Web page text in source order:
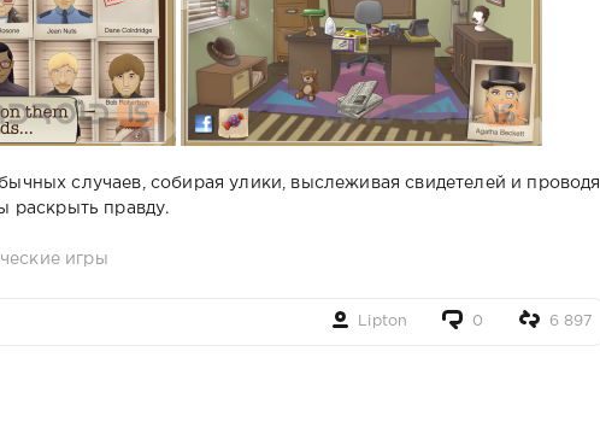
случаев, собирая улики, выслеживая свидетелей и проводя
раскрыть правду.
игры
Lipton 0 6 897